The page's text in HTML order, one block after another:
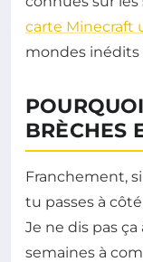
carte Minecraft
mondes inédits
BRÈCHES
Franchement,
tu passes à
Je ne dis pas ça
semaines à